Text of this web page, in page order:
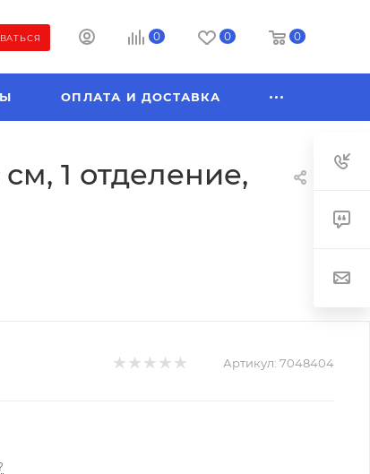
0 0 0
ОПЛАТА И ДОСТАВКА
1 отделение,
Артикул: 7048404